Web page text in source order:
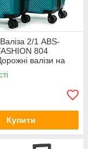
2/1 ABS-
804
валізи на
і в роздріб в
Купити